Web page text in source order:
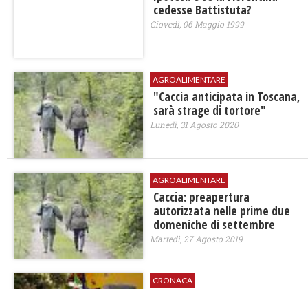
cedesse Battistuta?
Giovedì, 06 Maggio 1999
AGROALIMENTARE
"Caccia anticipata in Toscana,
sarà strage di tortore"
Lunedì, 31 Agosto 2020
AGROALIMENTARE
Caccia: preapertura
autorizzata nelle prime due
domeniche di settembre
Martedì, 27 Agosto 2019
CRONACA